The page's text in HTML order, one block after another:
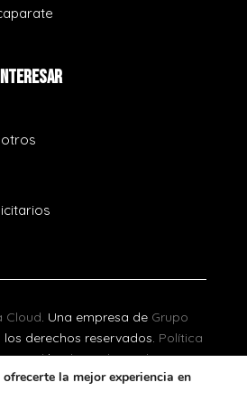
interesar
Cloud. Una empresa de Grupo
derechos reservados. Política
Legal|Política de Cookies
la mejor experiencia en